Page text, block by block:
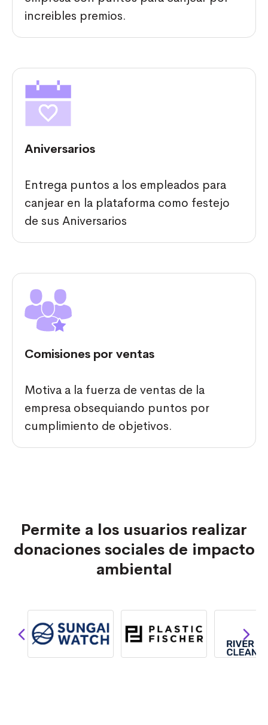
increibles premios.
Aniversarios
Entrega puntos a los empleados para
canjear en la plataforma como festejo
de sus Aniversarios
Comisiones por ventas
Motiva a la fuerza de ventas de la
empresa obsequiando puntos por
cumplimiento de objetivos.
Permite a los usuarios realizar
donaciones sociales de impacto
ambiental